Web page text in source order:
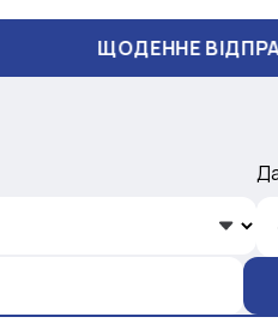
ЩОДЕННЕ ВІДПРАВЛЕННЯ